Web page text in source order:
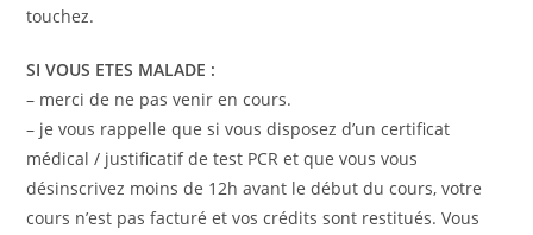
touchez.
SI VOUS ETES MALADE :
– merci de ne pas venir en cours.
– je vous rappelle que si vous disposez d’un certificat
médical / justificatif de test PCR et que vous vous
désinscrivez moins de 12h avant le début du cours, votre
cours n’est pas facturé et vos crédits sont restitués. Vous